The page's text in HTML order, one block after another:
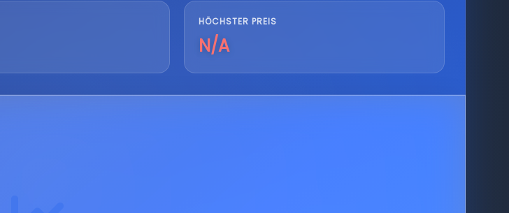
HÖCHSTER PREIS
N/A